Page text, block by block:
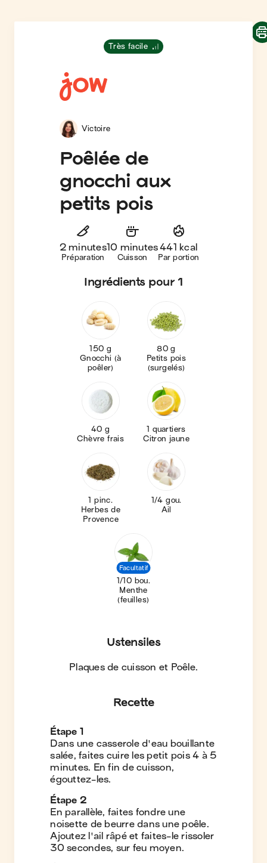
Très facile
Victoire
Poêlée de
gnocchi aux
petits pois
2 minutes
Préparation
10 minutes
Cuisson
441 kcal
Par portion
Ingrédients pour 1
150 g
Gnocchi (à
poêler)
80 g
Petits pois
(surgelés)
40 g
Chèvre frais
1 quartiers
Citron jaune
1 pinc.
Herbes de
Provence
1/4 gou.
Ail
Facultatif
1/10 bou.
Menthe
(feuilles)
Ustensiles
Plaques de cuisson et Poêle.
Recette
Étape 1
Dans une casserole d'eau bouillante
salée, faites cuire les petit pois 4 à 5
minutes. En fin de cuisson,
égouttez-les.
Étape 2
En parallèle, faites fondre une
noisette de beurre dans une poêle.
Ajoutez l'ail râpé et faites-le rissoler
30 secondes, sur feu moyen.